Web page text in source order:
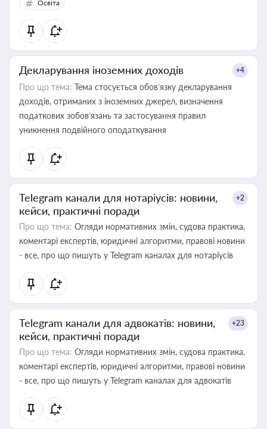
Освіта
Декларування іноземних доходів +4
Про що тема: Тема стосується обов’язку декларування
доходів, отриманих з іноземних джерел, визначення
податкових зобов’язань та застосування правил
уникнення подвійного оподаткування
Telegram канали для нотаріусів: новини,
кейси, практичні поради
+2
Про що тема: Огляди нормативних змін, судова практика,
коментарі експертів, юридичні алгоритми, правові новини
- все, про що пишуть у Telegram каналах для нотаріусів
Telegram канали для адвокатів: новини,
кейси, практичні поради
+23
Про що тема: Огляди нормативних змін, судова практика,
коментарі експертів, юридичні алгоритми, правові новини
- все, про що пишуть у Telegram каналах для адвокатів